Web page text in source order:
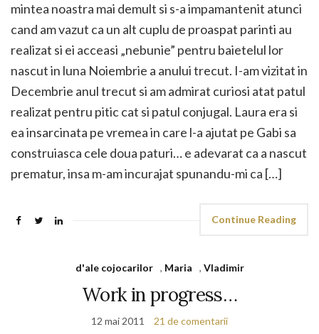
mintea noastra mai demult si s-a impamantenit atunci
cand am vazut ca un alt cuplu de proaspat parinti au
realizat si ei acceasi „nebunie” pentru baietelul lor
nascut in luna Noiembrie a anului trecut. I-am vizitat in
Decembrie anul trecut si am admirat curiosi atat patul
realizat pentru pitic cat si patul conjugal. Laura era si
ea insarcinata pe vremea in care l-a ajutat pe Gabi sa
construiasca cele doua paturi… e adevarat ca a nascut
prematur, insa m-am incurajat spunandu-mi ca […]
Continue Reading
d'ale cojocarilor , Maria , Vladimir
Work in progress…
12 mai 2011 21 de comentarii